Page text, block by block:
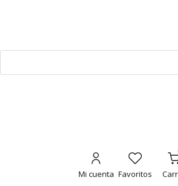
Mi cuenta Favoritos